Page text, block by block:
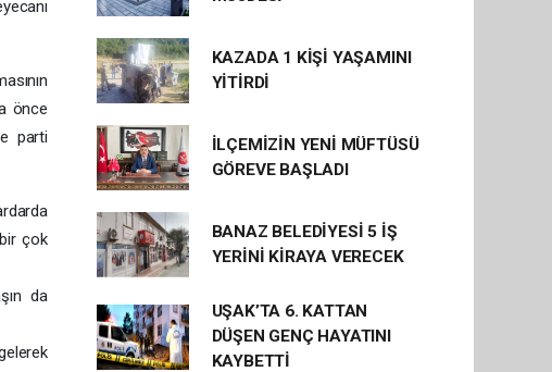
önce
parti
çok
da
KAZADA 1 KİŞİ YAŞAMINI
YİTİRDİ
İLÇEMİZİN YENİ MÜFTÜSÜ
GÖREVE BAŞLADI
BANAZ BELEDİYESİ 5 İŞ
YERİNİ KİRAYA VERECEK
UŞAK’TA 6. KATTAN
DÜŞEN GENÇ HAYATINI
KAYBETTİ